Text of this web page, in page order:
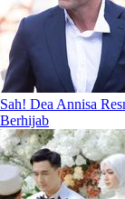
Sah! Dea Annisa
Berhijab